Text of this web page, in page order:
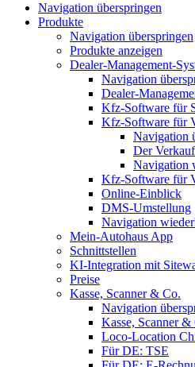
Navigation überspringen
Produkte
Navigation überspringen
Produkte anzeigen
Dealer-Management-
Navigation
Dealer-
Kfz-Software für
Kfz-Software für
Navigation
Der
Navigation
Kfz-Software für
Online-Einblick
DMS-Umstellung
Navigation
Mein-Autohaus App
Schnittstellen
KI-Integration mit
Preise
Kasse, Scanner & Co.
Navigation
Kasse, Scanner &
Loco-Location
Für DE: TSE